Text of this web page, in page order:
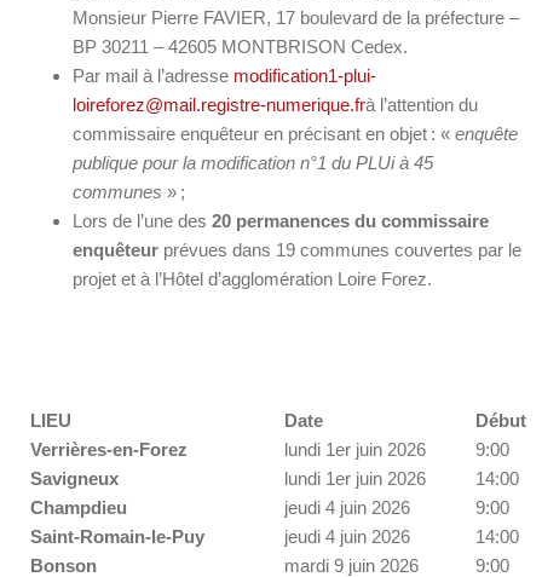
Monsieur Pierre FAVIER, 17 boulevard de la préfecture –
BP 30211 – 42605 MONTBRISON Cedex.
Par mail à l’adresse modification1-plui-
loireforez@mail.registre-numerique.frà l’attention du
commissaire enquêteur en précisant en objet : « enquête
publique pour la modification n°1 du PLUi à 45
communes » ;
Lors de l’une des 20 permanences du commissaire
enquêteur prévues dans 19 communes couvertes par le
projet et à l’Hôtel d’agglomération Loire Forez.
LIEU Date
Début
Verrières-en-Forez
lundi 1er juin 2026
9:00
Savigneux
lundi 1er juin 2026
14:00
Champdieu
jeudi 4 juin 2026
9:00
Saint-Romain-le-Puy
jeudi 4 juin 2026
14:00
Bonson
mardi 9 juin 2026
9:00